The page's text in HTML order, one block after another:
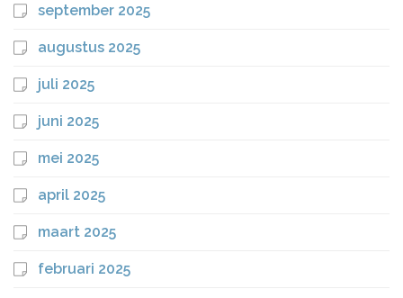
september 2025
augustus 2025
juli 2025
juni 2025
mei 2025
april 2025
maart 2025
februari 2025